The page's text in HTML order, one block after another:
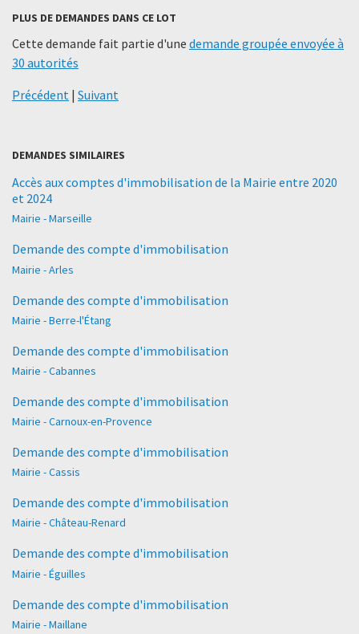
PLUS DE DEMANDES DANS CE LOT
Cette demande fait partie d'une demande groupée envoyée à
30 autorités
Précédent | Suivant
DEMANDES SIMILAIRES
Accès aux comptes d'immobilisation de la Mairie entre 2020
et 2024
Mairie - Marseille
Demande des compte d'immobilisation
Mairie - Arles
Demande des compte d'immobilisation
Mairie - Berre-l'Étang
Demande des compte d'immobilisation
Mairie - Cabannes
Demande des compte d'immobilisation
Mairie - Carnoux-en-Provence
Demande des compte d'immobilisation
Mairie - Cassis
Demande des compte d'immobilisation
Mairie - Château-Renard
Demande des compte d'immobilisation
Mairie - Éguilles
Demande des compte d'immobilisation
Mairie - Maillane